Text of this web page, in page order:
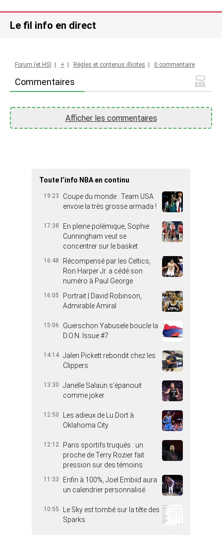
Le fil info en direct
Commentaires
Forum (et HS) + Règles et contenus illicites 0 commentaire
Afficher les commentaires
Toute l’info NBA en continu
19:23
Coupe du monde : Team USA
envoie la très grosse armada !
17:38
En pleine polémique, Sophie
Cunningham veut se
concentrer sur le basket
16:48
Récompensé par les Celtics,
Ron Harper Jr. a cédé son
numéro à Paul George
16:05
Portrait | David Robinson,
Admirable Amiral
15:06
Guerschon Yabusele boucle la
D.O.N. Issue #7
14:14 Jalen Pickett rebondit chez les
Clippers
13:30
Janelle Salaün s’épanouit
comme joker
12:50
Les adieux de Lu Dort à
Oklahoma City
12:12
Paris sportifs truqués : un
proche de Terry Rozier fait
pression sur des témoins
11:33
Enfin à 100%, Joel Embiid aura
un calendrier personnalisé
10:55
Le Sky est tombé sur la tête des
Sparks